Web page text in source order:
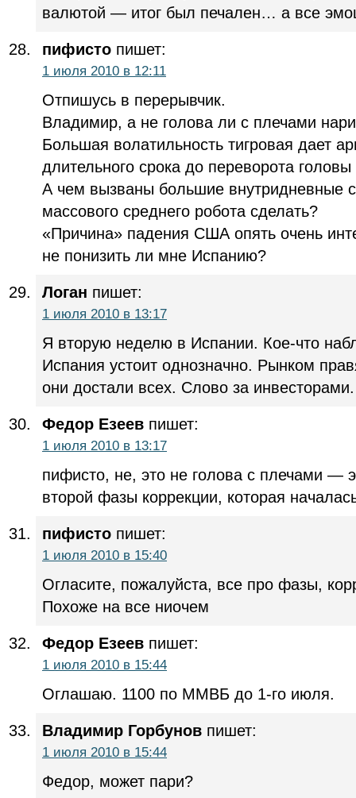
валютой — итог был печален… а все
пифисто пишет:
1 июля 2010 в 12:11
Отпишусь в перерывчик.
Владимир, а не голова ли с плечами
Большая волатильность тигровая дает
длительного срока до переворота
А чем вызваны большие внутридневные
массового среднего робота сделать?
«Причина» падения США опять очень
не понизить ли мне Испанию?
Логан пишет:
1 июля 2010 в 13:17
Я вторую неделю в Испании. Кое-что
Испания устоит однозначно. Рынком
они достали всех. Слово за инвесторами.
Федор Езеев пишет:
1 июля 2010 в 13:17
пифисто, не, это не голова с плечами —
второй фазы коррекции, которая
пифисто пишет:
1 июля 2010 в 15:40
Огласите, пожалуйста, все про фазы,
Похоже на все ниочем
Федор Езеев пишет:
1 июля 2010 в 15:44
Оглашаю. 1100 по ММВБ до 1-го июля.
Владимир Горбунов пишет:
1 июля 2010 в 15:44
Федор, может пари?